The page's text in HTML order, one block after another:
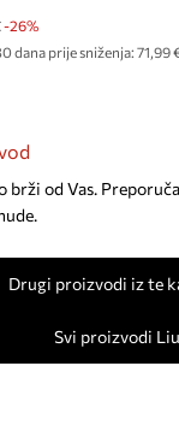
-26%
dana prije sniženja: 71,99
brži od Vas.
Drugi proizvodi iz te
Svi proizvodi